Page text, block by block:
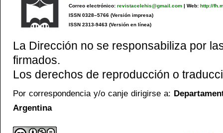
Correo electrónico: revistacelehis@gmail.com| Web: http://
ISSN 0328–5766 (Versión impresa)
ISSN 2313-9463 (Versión en línea)
La Dirección no se responsabiliza por
firmados.
Los derechos de reproducción o
Por correspondencia y/o canje dirigirse a:
Argentina